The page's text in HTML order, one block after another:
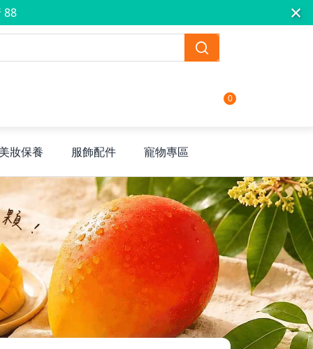
88 ×
0
美妝保養 服飾配件 寵物專區